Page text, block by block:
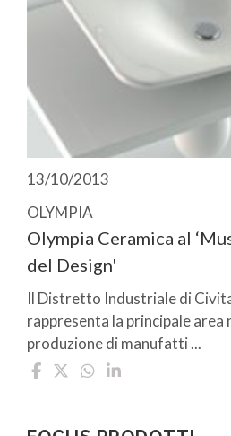
13/10/2013
OLYMPIA
Olympia Ceramica al
del Design'
Il Distretto Industriale di
rappresenta la principale area
produzione di manufatti ...